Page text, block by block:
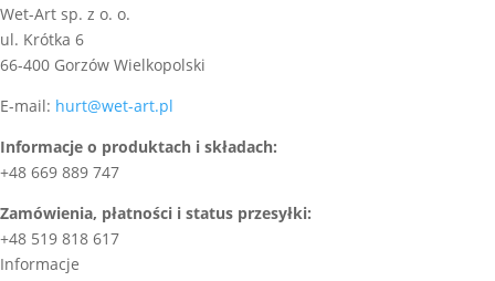
Wet-Art sp. z o. o.
ul. Krótka 6
66-400 Gorzów Wielkopolski
E-mail: hurt@wet-art.pl
Informacje o produktach i składach:
+48 669 889 747
Zamówienia, płatności i status przesyłki:
+48 519 818 617
Informacje